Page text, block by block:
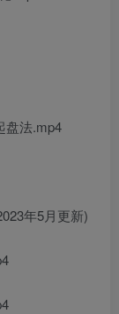
盘法.mp4
年5月更新)